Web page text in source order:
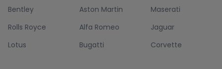
Bentley
Aston Martin
Maserati
Rolls Royce
Alfa Romeo
Jaguar
Lotus
Bugatti Corvette